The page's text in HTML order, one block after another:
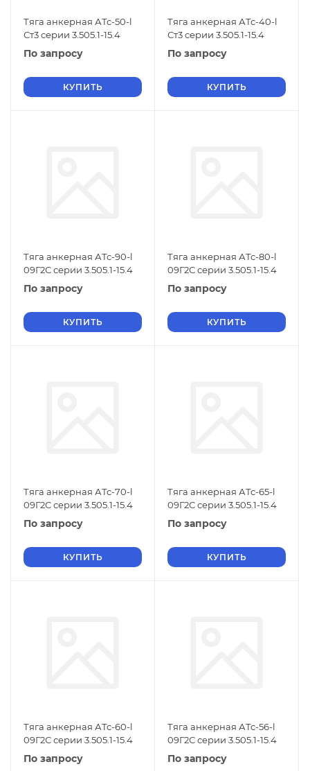
Тяга анкерная АТс-50-l
Ст3 серии 3.505.1-15.4
По запросу
КУПИТЬ
Тяга анкерная АТс-40-l
Ст3 серии 3.505.1-15.4
По запросу
КУПИТЬ
Тяга анкерная АТс-90-l
09Г2С серии 3.505.1-15.4
По запросу
КУПИТЬ
Тяга анкерная АТс-80-l
09Г2С серии 3.505.1-15.4
По запросу
КУПИТЬ
Тяга анкерная АТс-70-l
09Г2С серии 3.505.1-15.4
По запросу
КУПИТЬ
Тяга анкерная АТс-65-l
09Г2С серии 3.505.1-15.4
По запросу
КУПИТЬ
Тяга анкерная АТс-60-l
09Г2С серии 3.505.1-15.4
По запросу
Тяга анкерная АТс-56-l
09Г2С серии 3.505.1-15.4
По запросу